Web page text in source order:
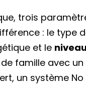
trois
: le type
et le
de famille avec
un système No